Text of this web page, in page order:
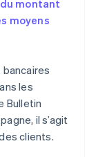
montant
moyens
les
Bulletin
il s’agit
clients.